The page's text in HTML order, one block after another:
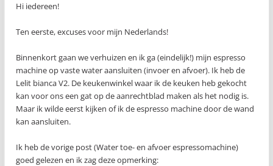
Hi iedereen!
Ten eerste, excuses voor mijn Nederlands!
Binnenkort gaan we verhuizen en ik ga (eindelijk!) mijn espresso
machine op vaste water aansluiten (invoer en afvoer). Ik heb de
Lelit bianca V2. De keukenwinkel waar ik de keuken heb gekocht
kan voor ons een gat op de aanrechtblad maken als het nodig is.
Maar ik wilde eerst kijken of ik de espresso machine door de wand
kan aansluiten.
Ik heb de vorige post (Water toe- en afvoer espressomachine)
goed gelezen en ik zag deze opmerking: